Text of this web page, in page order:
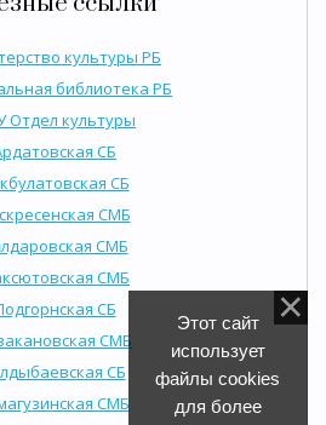
культуры РБ
библиотека РБ
Отдел культуры
СБ
СБ
СМБ
СМБ
СМБ
СБ
СМБ
СБ
СМБ
Этот сайт
использует
файлы cookies
для более